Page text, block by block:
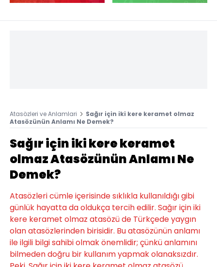
Atasözleri ve Anlamlari
Sağır için iki kere keramet olmaz
Atasözünün Anlamı Ne Demek?
Sağır için iki kere keramet
olmaz Atasözünün Anlamı Ne
Demek?
Atasözleri cümle içerisinde sıklıkla kullanıldığı gibi
günlük hayatta da oldukça tercih edilir. Sağır için iki
kere keramet olmaz atasözü de Türkçede yaygın
olan atasözlerinden birisidir. Bu atasözünün anlamı
ile ilgili bilgi sahibi olmak önemlidir; çünkü anlamını
bilmeden doğru bir kullanım yapmak olanaksızdır.